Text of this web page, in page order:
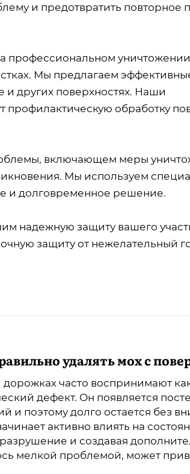
и предотвратить повторное
профессиональном
Мы предлагаем
и других поверхностях. Наши
обработку
включающем меры
Мы используем
и долговременное решение.
надежную защиту вашего
защиту от нежелательный
удалять мох с
часто воспринимают
дефект. Он появляется
и поэтому долго остается без
активно влиять на
и создавая
мелкой проблемой, может